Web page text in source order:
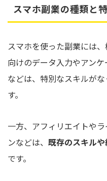
スマホ副業の種類と
スマホを使った副業には
向けのデータ入力やアン
などは、特別なスキルが
す。
一方、アフィリエイトや
ンなどは、 既存のスキル
です。